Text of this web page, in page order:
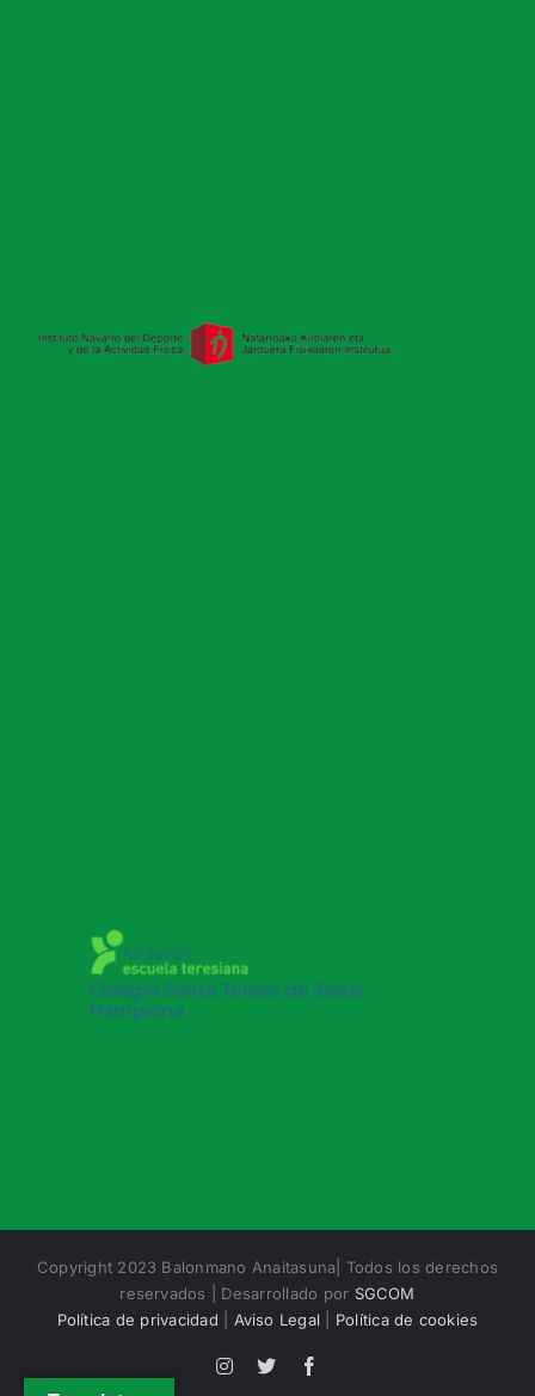
Copyright 2023 Balonmano Anaitasuna| Todos los derechos
reservados | Desarrollado por SGCOM
Política de privacidad
Aviso Legal Política de cookies
Instagram
X